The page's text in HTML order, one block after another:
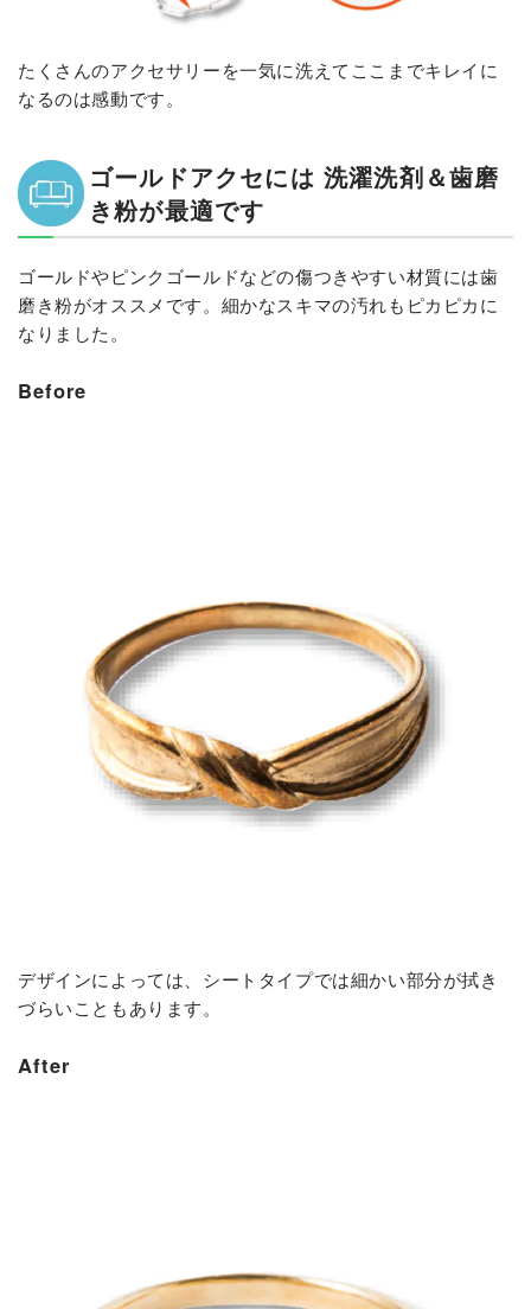
たくさんのアクセサリーを一気に洗えてここまでキレイに
なるのは感動です。
ゴールドアクセには 洗濯洗剤＆歯磨
き粉が最適です
ゴールドやピンクゴールドなどの傷つきやすい材質には歯
磨き粉がオススメです。細かなスキマの汚れもピカピカに
なりました。
Before
デザインによっては、シートタイプでは細かい部分が拭き
づらいこともあります。
After